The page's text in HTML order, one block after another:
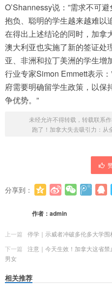
O’Shannessy说：”需求不可
抱负、聪明的学生越来越难以
在得出上述结论的同时，加拿
澳大利亚也实施了新的签证处
亚、非洲和拉丁美洲的学生增
行业专家Simon Emmett表示
府需要明确留学生政策，以保
争优势。”
未经允许不得转载，转载联系
跑了！加拿大失去吸引力：从
分享到：
作者： admin
上一篇
停学｜示威者冲破多伦多大学
下一篇
注意｜今天生效！加拿大这省
男女
相关推荐